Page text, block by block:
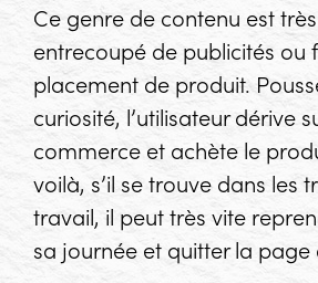
Ce genre de contenu est
entrecoupé de publicités ou
placement de produit.
curiosité, l’utilisateur dérive
commerce et achète le
voilà, s’il se trouve dans les
travail, il peut très vite
sa journée et quitter la page